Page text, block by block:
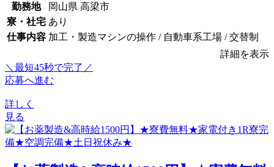
勤務地
岡山県 高梁市
寮・社宅 あり
仕事内容 加工・製造マシンの操作 / 自動車系工場 / 交替制
詳細を表示
＼最短45秒で完了／
応募へ進む
詳しく
見る